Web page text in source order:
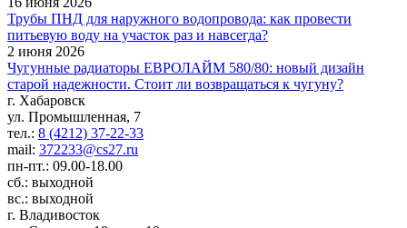
Трубы ПНД для наружного водопровода: как провести
питьевую воду на участок раз и навсегда?
2 июня 2026
Чугунные радиаторы ЕВРОЛАЙМ 580/80: новый дизайн
старой надежности. Стоит ли возвращаться к чугуну?
г. Хабаровск
ул. Промышленная, 7
тел.: 8 (4212) 37-22-33
mail: 372233@cs27.ru
пн-пт.: 09.00-18.00
сб.: выходной
вс.: выходной
г. Владивосток